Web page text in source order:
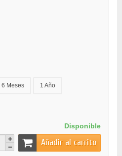
6 Meses 1 Año
Disponible
Añadir al carrito